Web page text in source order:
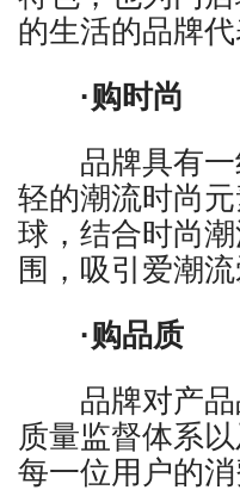
的生活的品牌代
·购时尚
品牌具有一
轻的潮流时尚
球，结合时尚
围，吸引爱潮
·购品质
品牌对产品
质量监督体系
每一位用户的